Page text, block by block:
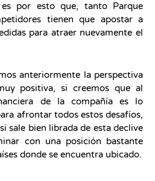
es por esto que, tanto Parque
tienen que apostar a
para atraer nuevamente el
anteriormente la perspectiva
positiva, si creemos que al
de la compañía es lo
afrontar todos estos desafíos,
sale bien librada de esta declive
con una posición bastante
donde se encuentra ubicado.